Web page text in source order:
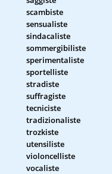
scambiste
sensualiste
sindacaliste
sommergibiliste
sperimentaliste
sportelliste
stradiste
suffragiste
tecniciste
tradizionaliste
trozkiste
utensiliste
violoncelliste
vocaliste